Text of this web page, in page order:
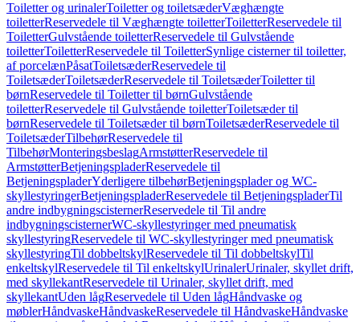
Toiletter og urinalerToiletter og toiletsæderVæghængte
toiletterReservedele til Væghængte toiletterToiletterReservedele til
ToiletterGulvstående toiletterReservedele til Gulvstående
toiletterToiletterReservedele til ToiletterSynlige cisterner til toiletter,
af porcelænPåsatToiletsæderReservedele til
ToiletsæderToiletsæderReservedele til ToiletsæderToiletter til
børnReservedele til Toiletter til børnGulvstående
toiletterReservedele til Gulvstående toiletterToiletsæder til
børnReservedele til Toiletsæder til børnToiletsæderReservedele til
ToiletsæderTilbehørReservedele til
TilbehørMonteringsbeslagArmstøtterReservedele til
ArmstøtterBetjeningspladerReservedele til
BetjeningspladerYderligere tilbehørBetjeningsplader og WC-
skyllestyringerBetjeningspladerReservedele til BetjeningspladerTil
andre indbygningscisternerReservedele til Til andre
indbygningscisternerWC-skyllestyringer med pneumatisk
skyllestyringReservedele til WC-skyllestyringer med pneumatisk
skyllestyringTil dobbeltskylReservedele til Til dobbeltskylTil
enkeltskylReservedele til Til enkeltskylUrinalerUrinaler, skyllet drift,
med skyllekantReservedele til Urinaler, skyllet drift, med
skyllekantUden lågReservedele til Uden lågHåndvaske og
møblerHåndvaskeHåndvaskeReservedele til HåndvaskeHåndvaske